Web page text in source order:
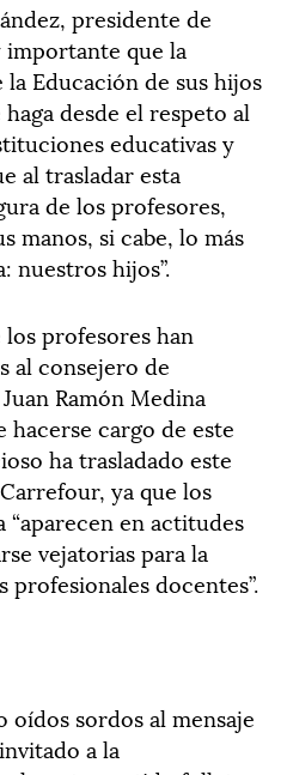
presidente de
importante que la
Educación de sus hijos
desde el respeto al
educativas y
al trasladar esta
de los profesores,
manos, si cabe, lo más
nuestros hijos”.
profesores han
al consejero de
Ramón Medina
hacerse cargo de este
ha trasladado este
ya que los
en actitudes
vejatorias para la
profesionales docentes”.
sordos al mensaje
a la